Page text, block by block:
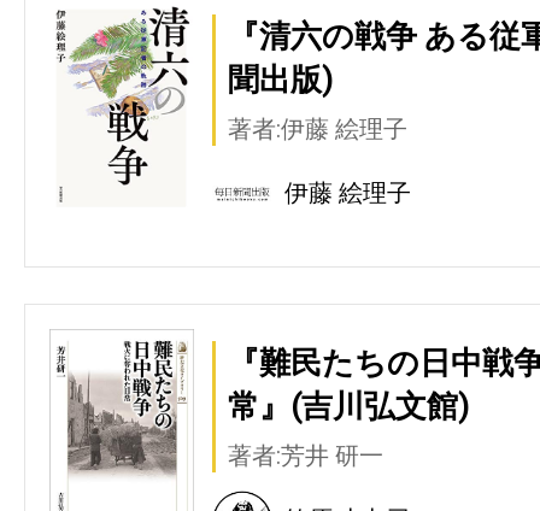
『清六の戦争 ある
聞出版)
著者:伊藤 絵理子
伊藤 絵理子
『難民たちの日中戦
常』(吉川弘文館)
著者:芳井 研一